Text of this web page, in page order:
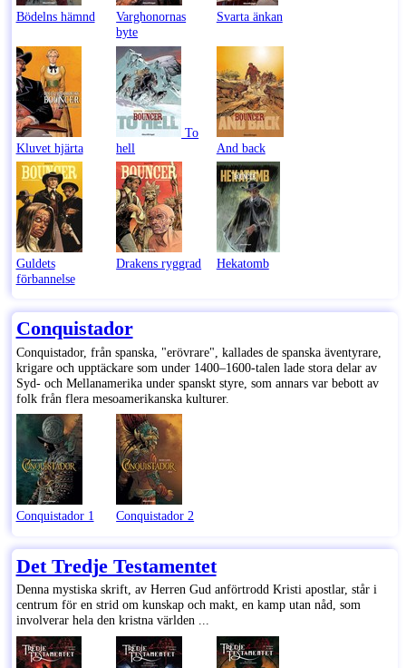
Bödelns hämnd
Varghonornas
byte
Svarta änkan
Kluvet hjärta
To
hell
And back
Guldets
förbannelse
Drakens ryggrad Hekatomb
Conquistador
Conquistador, från spanska, "erövrare", kallades de spanska äventyrare,
krigare och upptäckare som under 1400–1600-talen lade stora delar av
Syd- och Mellanamerika under spanskt styre, som annars var bebott av
folk från flera mesoamerikanska kulturer.
Conquistador 1 Conquistador 2
Det Tredje Testamentet
Denna mystiska skrift, av Herren Gud anförtrodd Kristi apostlar, står i
centrum för en strid om kunskap och makt, en kamp utan nåd, som
involverar hela den kristna världen ...